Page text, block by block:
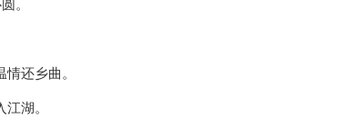
。
还乡曲。
湖。